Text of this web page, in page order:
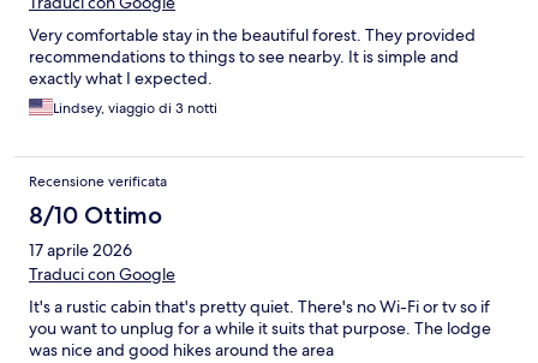
Very comfortable stay in the beautiful forest. They provided
recommendations to things to see nearby. It is simple and
exactly what I expected.
Lindsey, viaggio di 3 notti
Recensione verificata
8/10 Ottimo
17 aprile 2026
Traduci con Google
It's a rustic cabin that's pretty quiet. There's no Wi-Fi or tv so if
you want to unplug for a while it suits that purpose. The lodge
was nice and good hikes around the area